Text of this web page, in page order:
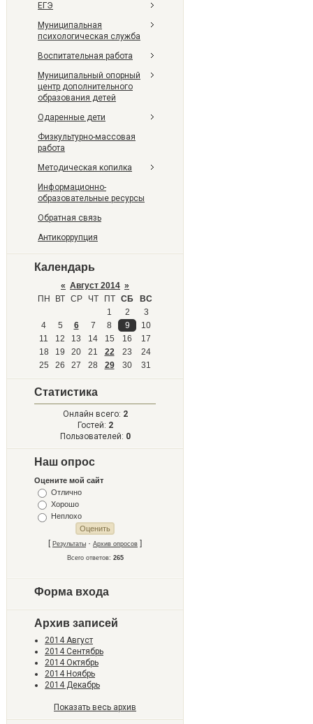
ЕГЭ
Муниципальная
психологическая служба
Воспитательная работа
Муниципальный опорный
центр дополнительного
образования детей
Одаренные дети
Физкультурно-массовая
работа
Методическая копилка
Информационно-
образовательные ресурсы
Обратная связь
Антикоррупция
Календарь
« Август 2014 »
ПН
ВТ СР ЧТ ПТ СБ
ВС
1
2
3
4
5 6 7 8 9
10
11
12 13 14 15 16
17
18
19 20 21 22 23
24
25
26 27 28 29 30 31
Статистика
Онлайн всего: 2
Гостей: 2
Пользователей: 0
Наш опрос
Оцените мой сайт
Отлично
Хорошо
Неплохо
[ Результаты · Архив опросов ]
Всего ответов: 265
Форма входа
Архив записей
2014 Август
2014 Сентябрь
2014 Октябрь
2014 Ноябрь
2014 Декабрь
Показать весь архив